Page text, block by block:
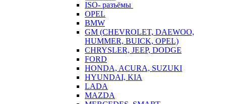
ISO- разъёмы
OPEL
BMW
GM (CHEVROLET, DAEWOO,
HUMMER, BUICK, OPEL)
CHRYSLER, JEEP, DODGE
FORD
HONDA, ACURA, SUZUKI
HYUNDAI, KIA
LADA
MAZDA